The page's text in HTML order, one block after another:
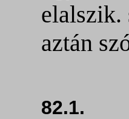
elalszik.
aztán
82.1.